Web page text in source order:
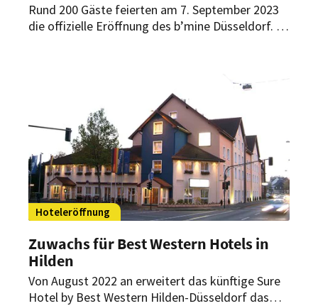
Rund 200 Gäste feierten am 7. September 2023
die offizielle Eröffnung des b’mine Düsseldorf. Es
Hoteleröffnung
Zuwachs für Best Western Hotels in
Hilden
Von August 2022 an erweitert das künftige Sure
Hotel by Best Western Hilden-Düsseldorf das